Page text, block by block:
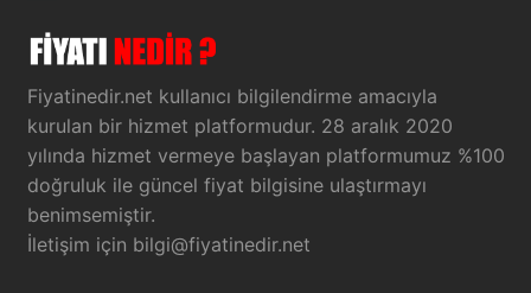
Fiyatinedir.net kullanıcı bilgilendirme amacıyla
kurulan bir hizmet platformudur. 28 aralık 2020
yılında hizmet vermeye başlayan platformumuz %100
doğruluk ile güncel fiyat bilgisine ulaştırmayı
benimsemiştir.
İletişim için bilgi@fiyatinedir.net